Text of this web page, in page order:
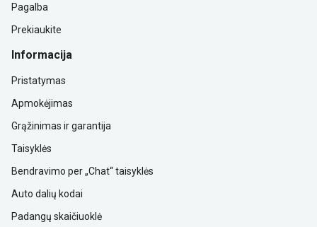
Pagalba
Prekiaukite
Informacija
Pristatymas
Apmokėjimas
Grąžinimas ir garantija
Taisyklės
Bendravimo per „Chat“ taisyklės
Auto dalių kodai
Padangų skaičiuoklė